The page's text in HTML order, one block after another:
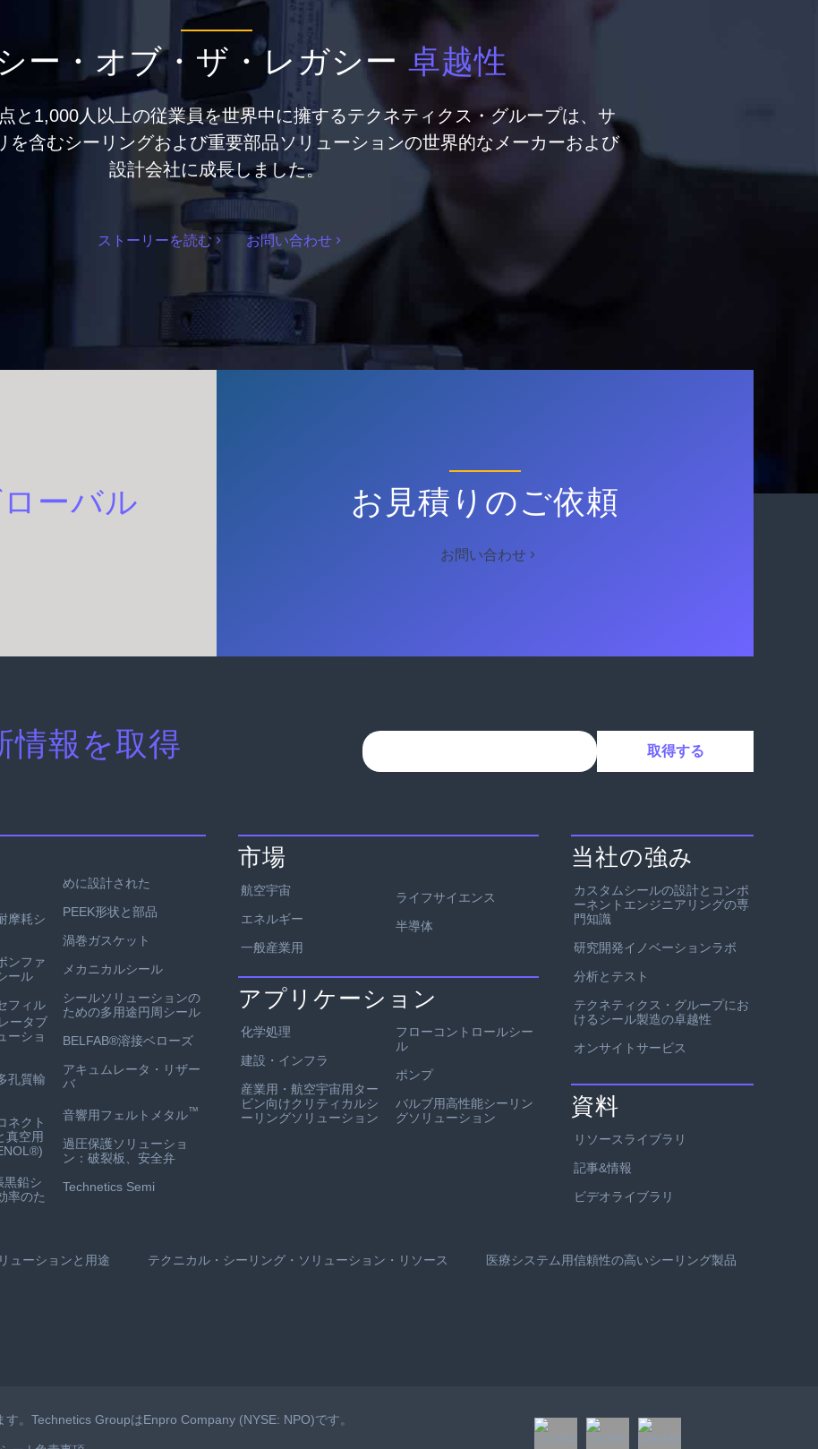
ー・オブ・ザ・レガシー 卓越性
と1,000人以上の従業員を世界中に擁するテクネティクス・グループは、サ
を含むシーリングおよび重要部品ソリューションの世界的なメーカーおよび
設計会社に成長しました。
ストーリーを読む お問い合わせ
ーバル お見積りのご依頼
お問い合わせ
情報を取得
摩耗シ
ンファ
ール
フィル
ータブ
ーショ
孔質輸
ネクト
真空用
黒鉛シ
率のた
めに設計された
PEEK形状と部品
渦巻ガスケット
メカニカルシール
シールソリューションの
ための多用途円周シール
BELFAB®溶接ベローズ
アキュムレータ・リザー
バ
音響用フェルトメタル™
過圧保護ソリューショ
ン：破裂板、安全弁
Technetics Semi
市場
航空宇宙
エネルギー
一般産業用
ライフサイエンス
半導体
アプリケーション
化学処理
建設・インフラ
産業用・航空宇宙用ター
ビン向けクリティカルシ
ーリングソリューション
フローコントロールシー
ル
ポンプ
バルブ用高性能シーリン
グソリューション
当社の強み
カスタムシールの設計とコンポ
ーネントエンジニアリングの専
門知識
研究開発イノベーションラボ
分析とテスト
テクネティクス・グループにお
けるシール製造の卓越性
オンサイトサービス
資料
リソースライブラリ
記事&情報
ビデオライブラリ
ューションと用途 テクニカル・シーリング・ソリューション・リソース 医療システム用信頼性の高いシーリング製品
。Technetics GroupはEnpro Company (NYSE: NPO)です。